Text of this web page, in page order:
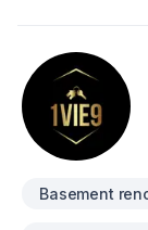
Basement